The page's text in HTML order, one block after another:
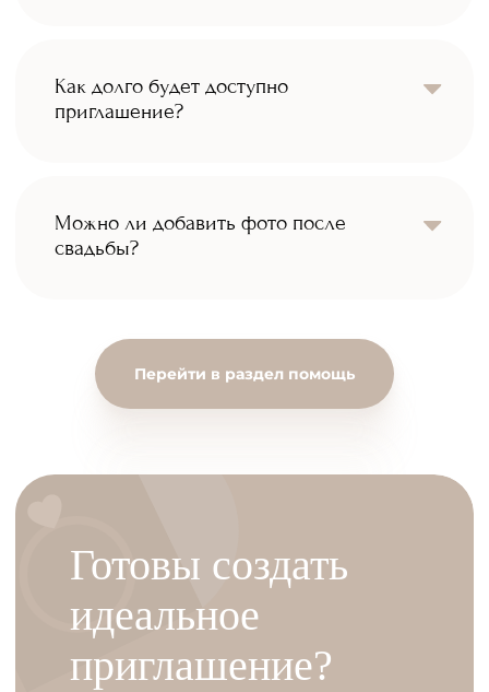
Как долго будет доступно
приглашение?
Можно ли добавить фото после
свадьбы?
Перейти в раздел помощь
Готовы создать
идеальное
приглашение?